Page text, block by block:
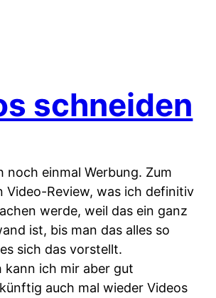
schneiden
noch einmal Werbung. Zum
Video-Review, was ich definitiv
werde, weil das ein ganz
ist, bis man das alles so
sich das vorstellt.
kann ich mir aber gut
auch mal wieder Videos